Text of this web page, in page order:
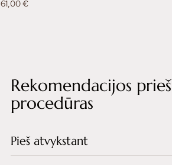
Kaina
61,00 €
Pieš atvykstant
Rekomendacijos prieš
procedūras